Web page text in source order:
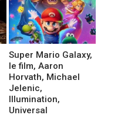
Super Mario Galaxy,
le film, Aaron
Horvath, Michael
Jelenic,
Illumination,
Universal